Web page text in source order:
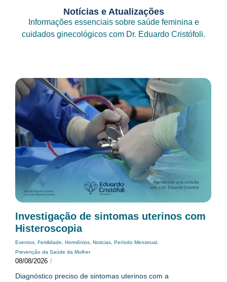
Notícias e Atualizações
Informações essenciais sobre saúde feminina e
cuidados ginecológicos com Dr. Eduardo Cristófoli.
Investigação de sintomas uterinos com
Histeroscopia
Eventos Fertilidade Hormônios Noticias Período Menstrual
Prevenção da Saúde da Mulher
08/08/2026 /
Diagnóstico preciso de sintomas uterinos com a